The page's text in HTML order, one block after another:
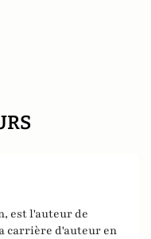
est l'auteur de
carrière d'auteur en